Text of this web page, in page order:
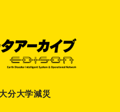
分大学減災